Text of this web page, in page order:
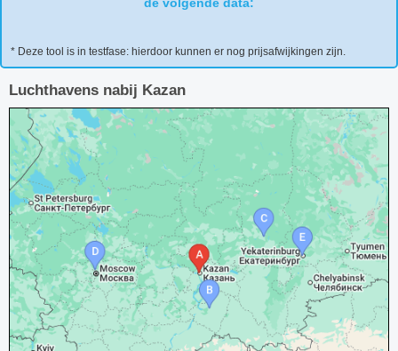
* Deze tool is in testfase: hierdoor kunnen er nog prijsafwijkingen zijn.
Luchthavens nabij Kazan